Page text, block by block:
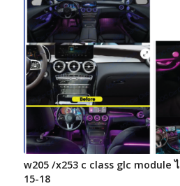
w205 /x253 c class glc module
15-18